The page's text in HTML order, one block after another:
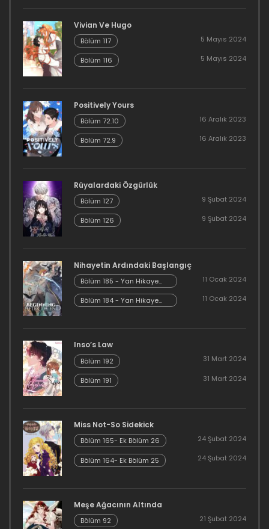
Bölüm 211
16 Aralık 2023
Bölüm 210
16 Aralık 2023
Bölüm 209
16 Aralık 2023
Bölüm 208
Bölüm 207
16 Aralık 2023
16 Aralık 2023
Bölüm 205
Bölüm 204
16 Aralık 2023
16 Aralık 2023
Bölüm 202
16 Aralık 2023
Bölüm 201
16 Aralık 2023
Vivian Ve Hugo
Bölüm 117 5 Mayıs 2024
Bölüm 116 5 Mayıs 2024
Positively Yours
Bölüm 72.10 16 Aralık 2023
Bölüm 72.9 16 Aralık 2023
Rüyalardaki Özgürlük
Bölüm 127 9 Şubat 2024
Bölüm 126 9 Şubat 2024
Nihayetin Ardındaki Başlangıç
Bölüm 185 - Yan Hikaye
Kısım 7
11 Ocak 2024
Bölüm 184 - Yan Hikaye
Kısım 6
11 Ocak 2024
Inso’s Law
Bölüm 192 31 Mart 2024
Bölüm 191 31 Mart 2024
Miss Not-So Sidekick
Bölüm 165- Ek Bölüm 26 24 Şubat 2024
Bölüm 164- Ek Bölüm 25 24 Şubat 2024
Meşe Ağacının Altında
Bölüm 92 21 Şubat 2024